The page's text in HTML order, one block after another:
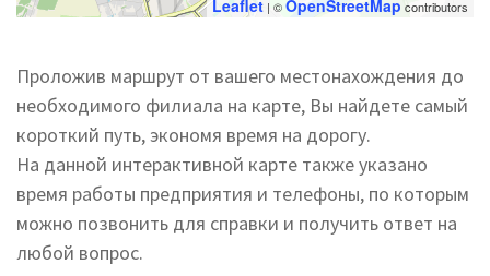
Leaflet | ©OpenStreetMap contributors
Проложив маршрут от вашего местонахождения до
необходимого филиала на карте, Вы найдете самый
короткий путь, экономя время на дорогу.
На данной интерактивной карте также указано
время работы предприятия и телефоны, по которым
можно позвонить для справки и получить ответ на
любой вопрос.